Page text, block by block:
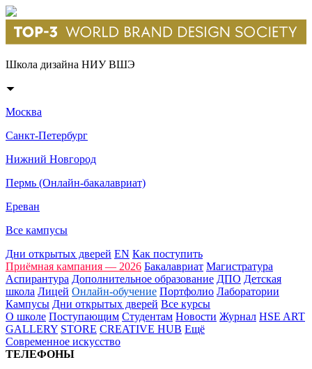
Школа дизайна НИУ ВШЭ
Москва
Санкт-Петербург
Нижний Новгород
Пермь (Онлайн-бакалавриат)
Ереван
Все кампусы
Дни открытых дверей EN Как поступить
Приёмная кампания — 2026 Бакалавриат Магистратура
Аспирантура Дополнительное образование ДПО Детская
школа Лицей Онлайн-обучение Портфолио Лаборатории
Кампусы Дни открытых дверей Все курсы
О школе Поступающим Студентам Новости Журнал HSE ART
GALLERY STORE CREATIVE HUB Ещё
Современное искусство
ТЕЛЕФОНЫ